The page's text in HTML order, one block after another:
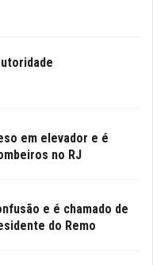
em elevador e é
no RJ
e é chamado de
do Remo